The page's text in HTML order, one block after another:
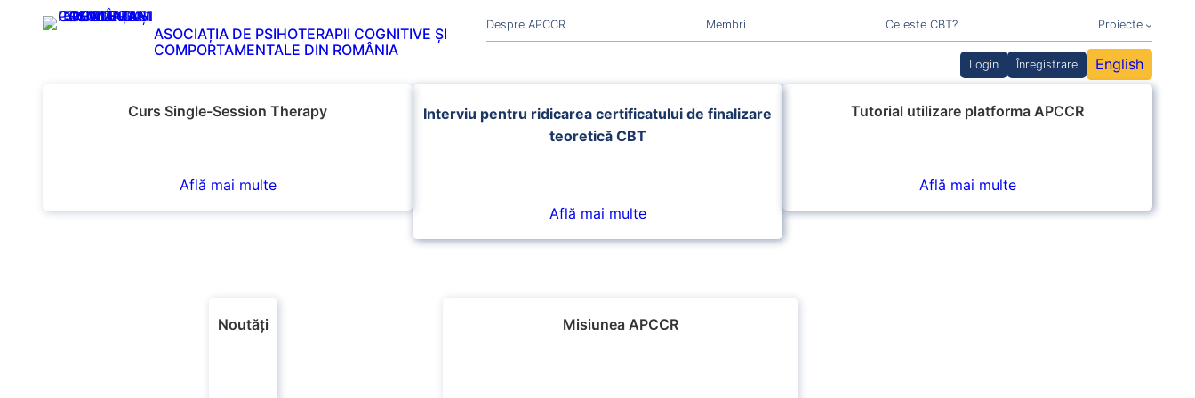
ASOCIAȚIA DE PSIHOTERAPII COGNITIVE ȘI
COMPORTAMENTALE DIN ROMÂNIA
Despre APCCR Membri Ce este CBT? Proiecte
Login Înregistrare English
Curs Single-Session Therapy
Află mai multe
Interviu pentru ridicarea certificatului de finalizare
teoretică CBT
Află mai multe
Tutorial utilizare platforma APCCR
Află mai multe
Noutăți Misiunea APCCR